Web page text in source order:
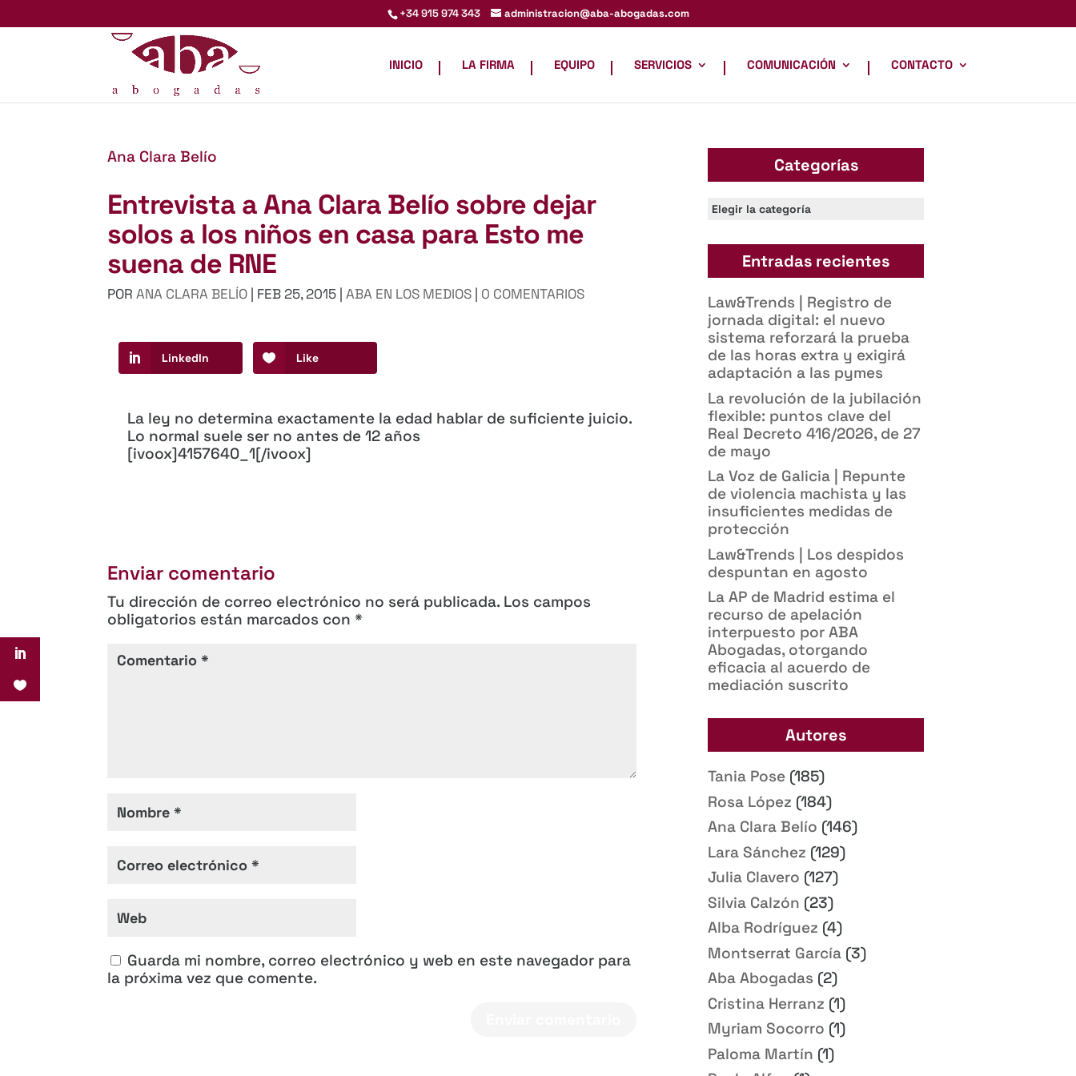
+34 915 974 343 administracion@aba-abogadas.com
INICIO LA FIRMA EQUIPO SERVICIOS COMUNICACIÓN CONTACTO
Ana Clara Belío
Entrevista a Ana Clara Belío sobre dejar
solos a los niños en casa para Esto me
suena de RNE
PORANA CLARA BELÍO | FEB 25, 2015 |ABA EN LOS MEDIOS | 0 COMENTARIOS
LinkedIn Like
La ley no determina exactamente la edad hablar de suficiente juicio.
Lo normal suele ser no antes de 12 años
[ivoox]4157640_1[/ivoox]
Enviar comentario
Tu dirección de correo electrónico no será publicada. Los campos
obligatorios están marcados con *
Guarda mi nombre, correo electrónico y web en este navegador para
la próxima vez que comente.
Categorías
Categorías
Entradas recientes
Law&Trends | Registro de
jornada digital: el nuevo
sistema reforzará la prueba
de las horas extra y exigirá
adaptación a las pymes
La revolución de la jubilación
flexible: puntos clave del
Real Decreto 416/2026, de 27
de mayo
La Voz de Galicia | Repunte
de violencia machista y las
insuficientes medidas de
protección
Law&Trends | Los despidos
despuntan en agosto
La AP de Madrid estima el
recurso de apelación
interpuesto por ABA
Abogadas, otorgando
eficacia al acuerdo de
mediación suscrito
Autores
Tania Pose (185)
Rosa López (184)
Ana Clara Belío (146)
Lara Sánchez (129)
Julia Clavero (127)
Silvia Calzón (23)
Alba Rodríguez (4)
Montserrat García (3)
Aba Abogadas (2)
Cristina Herranz (1)
Myriam Socorro (1)
Paloma Martín (1)